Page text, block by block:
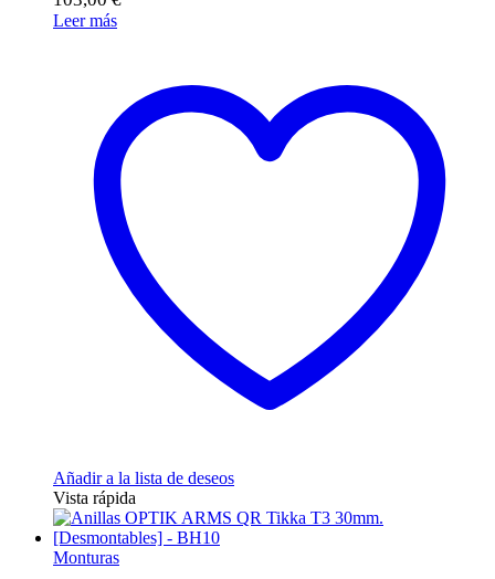
Leer más
Añadir a la lista de deseos
Vista rápida
Monturas